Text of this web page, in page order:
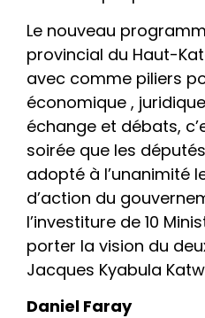
Le nouveau
provincial du Haut-
avec comme piliers
économique ,
échange et débats,
soirée que les
adopté à l’unanimité
d’action du
l’investiture de 10
porter la vision du
Jacques Kyabula
Daniel Faray